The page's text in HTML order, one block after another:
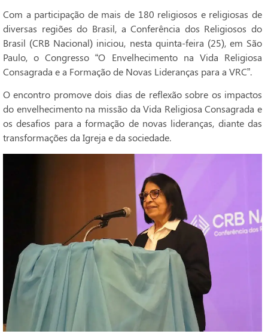
Com a participação de mais de 180 religiosos e religiosas de
diversas regiões do Brasil, a Conferência dos Religiosos do
Brasil (CRB Nacional) iniciou, nesta quinta-feira (25), em São
Paulo, o Congresso “O Envelhecimento na Vida Religiosa
Consagrada e a Formação de Novas Lideranças para a VRC”.
O encontro promove dois dias de reflexão sobre os impactos
do envelhecimento na missão da Vida Religiosa Consagrada e
os desafios para a formação de novas lideranças, diante das
transformações da Igreja e da sociedade.